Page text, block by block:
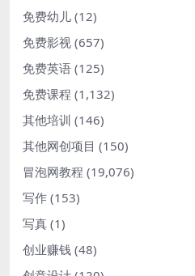
免费幼儿 (12)
免费影视 (657)
免费英语 (125)
免费课程 (1,132)
其他培训 (146)
其他网创项目 (150)
冒泡网教程 (19,076)
写作 (153)
写真 (1)
创业赚钱 (48)